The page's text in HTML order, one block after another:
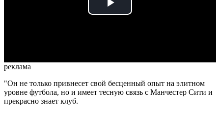
Play
реклама
"Он не только привнесет свой бесценный опыт на элитном
уровне футбола, но и имеет тесную связь с Манчестер Сити и
прекрасно знает клуб.